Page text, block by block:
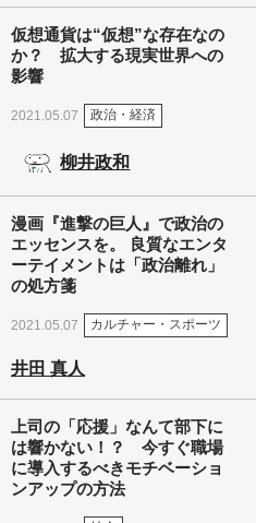
仮想通貨は“仮想”な存在なの
か？ 拡大する現実世界への
影響
2021.05.07 政治・経済
柳井政和
漫画『進撃の巨人』で政治の
エッセンスを。 良質なエンタ
ーテイメントは「政治離れ」
の処方箋
2021.05.07 カルチャー・スポーツ
井田 真人
上司の「応援」なんて部下に
は響かない！？ 今すぐ職場
に導入するべきモチベーショ
ンアップの方法